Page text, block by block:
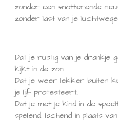
zonder een snotterende
zonder last van je
Dat je rustig van je drankje
kijkt in de zon.
Dat je weer lekker buiten
je lijf protesteert.
Dat je met je kind in de
spelend, lachend in plaats